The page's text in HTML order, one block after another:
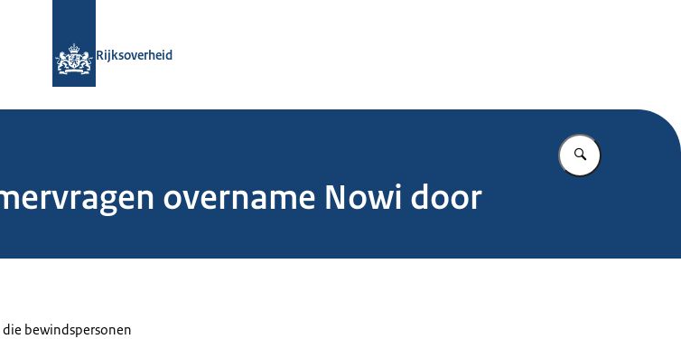
Rijksoverheid
Vul in wat u
overname Nowi door
bewindspersonen